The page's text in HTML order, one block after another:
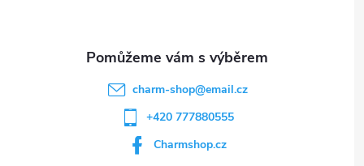
charm-shop@email.cz
+420 777880555
Charmshop.cz